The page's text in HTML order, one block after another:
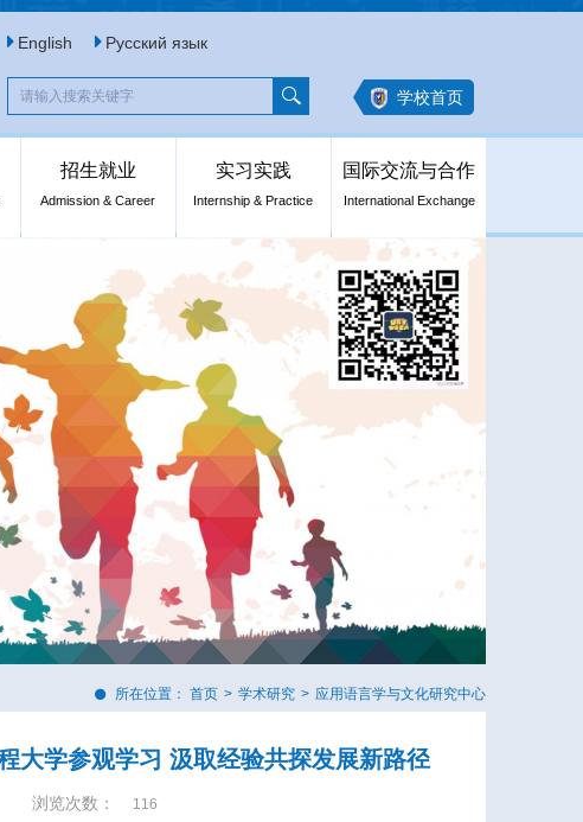
English Русский язык
学校首页
招生就业
Admission & Career
实习实践
Internship & Practice
国际交流与合作
International Exchange
所在位置： 首页 > 学术研究 > 应用语言学与文化研究中心
大学参观学习 汲取经验共探发展新路径
浏览次数： 116